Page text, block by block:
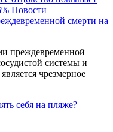
Новости
смерти на
преждевременной
системы и
чрезмерное
себя на пляже?